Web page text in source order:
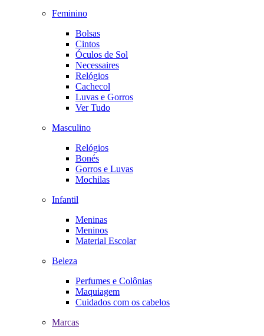
Feminino
Bolsas
Cintos
Óculos de Sol
Necessaires
Relógios
Cachecol
Luvas e Gorros
Ver Tudo
Masculino
Relógios
Bonés
Gorros e Luvas
Mochilas
Infantil
Meninas
Meninos
Material Escolar
Beleza
Perfumes e Colônias
Maquiagem
Cuidados com os cabelos
Marcas